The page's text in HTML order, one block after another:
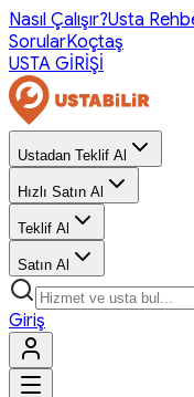
Nasıl Çalışır?Usta
SorularKoçtaş
USTA GİRİŞİ
Ustadan Teklif Al
Hızlı Satın Al
Teklif Al
Satın Al
Giriş